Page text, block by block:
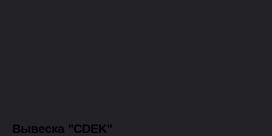
Вывеска "CDEK"